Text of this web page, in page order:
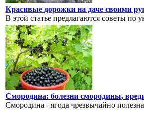
Красивые дорожки на даче своими
В этой статье предлагаются советы по
Смородина: болезни смородины,
Смородина - ягода чрезвычайно